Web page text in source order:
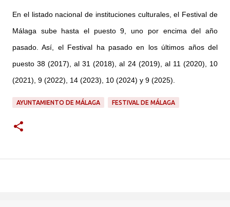
En el listado nacional de instituciones culturales, el Festival de
Málaga sube hasta el puesto 9, uno por encima del año
pasado. Así, el Festival ha pasado en los últimos años del
puesto 38 (2017), al 31 (2018), al 24 (2019), al 11 (2020), 10
(2021), 9 (2022), 14 (2023), 10 (2024) y 9 (2025).
AYUNTAMIENTO DE MÁLAGA FESTIVAL DE MÁLAGA